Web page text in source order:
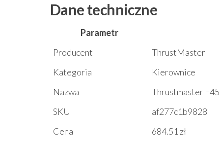
Dane techniczne
Parametr
Producent
ThrustMaster
Kategoria
Kierownice
Nazwa
Thrustmaster
SKU
af277c1b9828
Cena
684.51 zł